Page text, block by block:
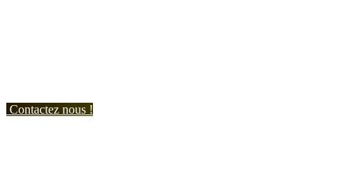
Contactez nous !